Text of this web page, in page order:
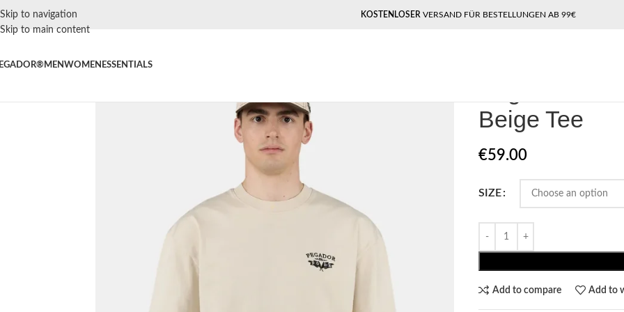
Skip to navigation
Skip to main content
KOSTENLOSER VERSAND FÜR BESTELLUNGEN AB 99€
MENWOMEN ESSENTIALS
Beige Tee
€59.00
SIZE
Add to compare Add to